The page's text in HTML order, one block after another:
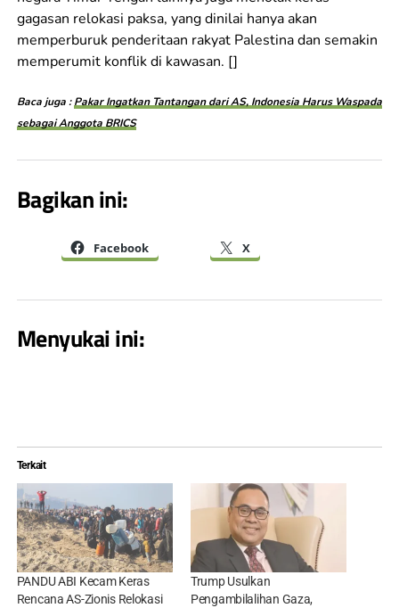
gagasan relokasi paksa, yang dinilai hanya akan
memperburuk penderitaan rakyat Palestina dan semakin
memperumit konflik di kawasan. []
Baca juga :Pakar Ingatkan Tantangan dari AS, Indonesia Harus Waspada
sebagai Anggota BRICS
Bagikan ini:
Facebook X
Menyukai ini:
Terkait
PANDU ABI Kecam Keras
Rencana AS-Zionis Relokasi
Trump Usulkan
Pengambilalihan Gaza,